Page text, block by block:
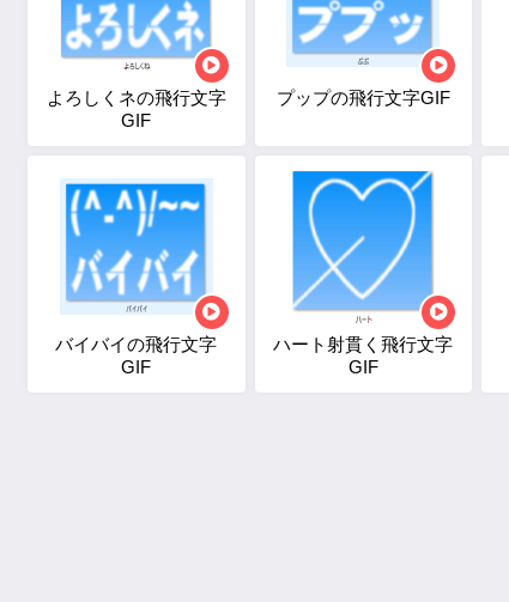
よろしくネの飛行文字
GIF
プップの飛行文字GIF
バイバイの飛行文字
GIF
ハート射貫く飛行文字
GIF